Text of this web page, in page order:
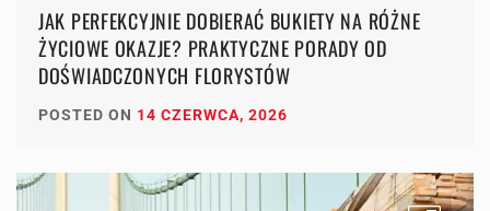
JAK PERFEKCYJNIE DOBIERAĆ BUKIETY NA RÓŻNE
ŻYCIOWE OKAZJE? PRAKTYCZNE PORADY OD
DOŚWIADCZONYCH FLORYSTÓW
POSTED ON 14 CZERWCA, 2026